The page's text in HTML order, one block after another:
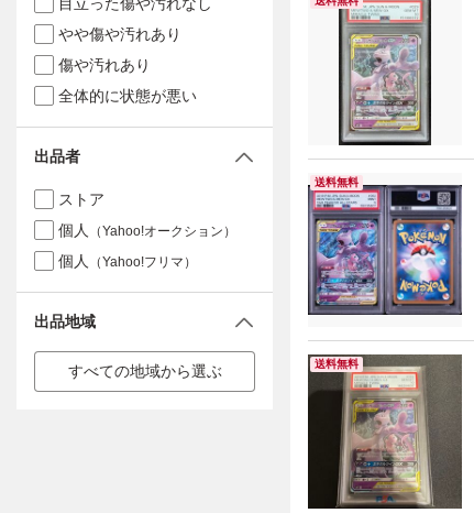
送料無料
送料無料
やや傷や汚れあり
傷や汚れあり
全体的に状態が悪い
出品者
ストア
個人
（Yahoo!オークション）
個人 （Yahoo!フリマ）
出品地域
すべての地域から選ぶ